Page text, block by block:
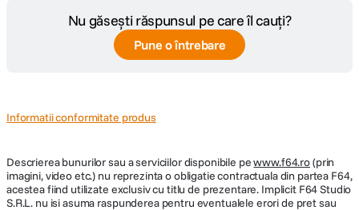
Nu găsești răspunsul pe care îl cauți?
Pune o întrebare
Informatii conformitate produs
Descrierea bunurilor sau a serviciilor disponibile pewww.f64.ro(prin
imagini, video etc.) nu reprezinta o obligatie contractuala din partea F64,
acestea fiind utilizate exclusiv cu titlu de prezentare. Implicit F64 Studio
S.R.L. nu isi asuma raspunderea pentru eventualele erori de pret sau